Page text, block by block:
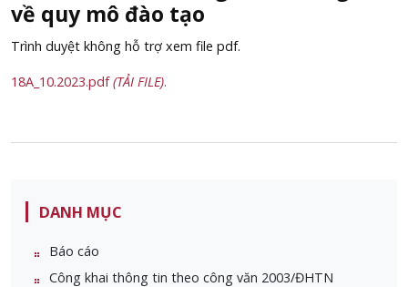
về quy mô đào tạo
Trình duyệt không hỗ trợ xem file pdf.
18A_10.2023.pdf(TẢI FILE).
DANH MỤC
Báo cáo
Công khai thông tin theo công văn 2003/ĐHTN